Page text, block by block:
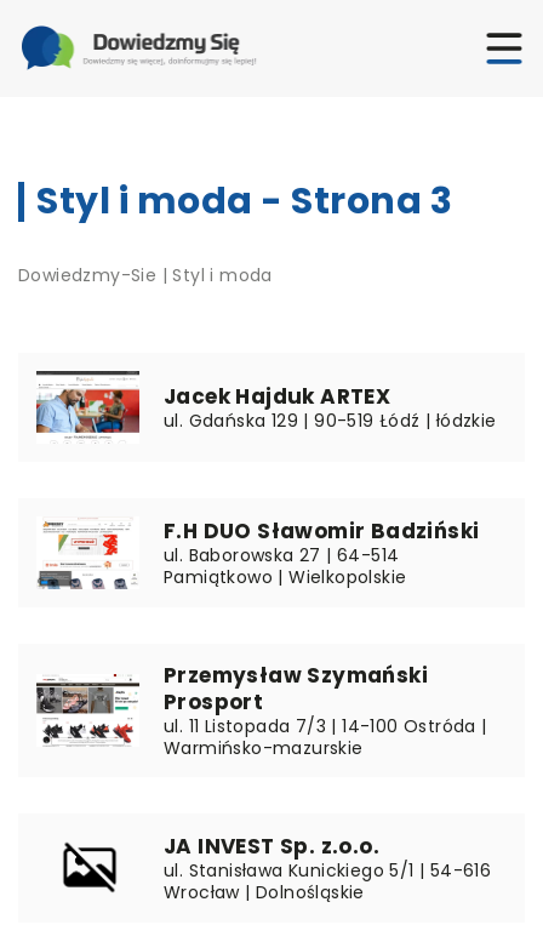
Styl i moda - Strona 3
Dowiedzmy-Sie |Styl i moda
Jacek Hajduk ARTEX
ul. Gdańska 129 | 90-519 Łódź | łódzkie
F.H DUO Sławomir Badziński
ul. Baborowska 27 | 64-514
Pamiątkowo | Wielkopolskie
Przemysław Szymański
Prosport
ul. 11 Listopada 7/3 | 14-100 Ostróda |
Warmińsko-mazurskie
JA INVEST Sp. z.o.o.
ul. Stanisława Kunickiego 5/1 | 54-616
Wrocław | Dolnośląskie